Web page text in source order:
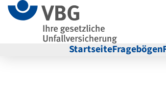
z
z
StartseiteFragebögen